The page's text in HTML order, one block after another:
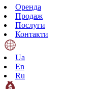
Оренда
Продаж
Послуги
Контакти
Ua
En
Ru